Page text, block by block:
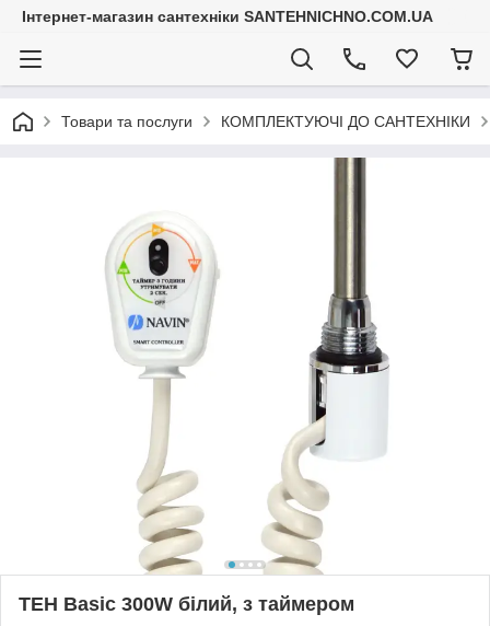
Інтернет-магазин сантехніки SANTEHNICHNO.COM.UA
Товари та послуги КОМПЛЕКТУЮЧІ ДО САНТЕХНІКИ
ТЕН Basic 300W білий, з таймером